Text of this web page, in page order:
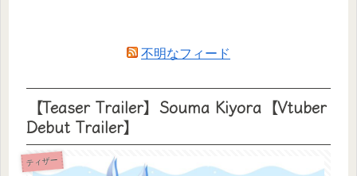
不明なフィード
【Teaser Trailer】Souma Kiyora【Vtuber
Debut Trailer】
ティザー